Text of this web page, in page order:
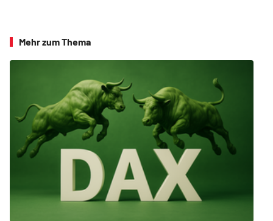
Mehr zum Thema